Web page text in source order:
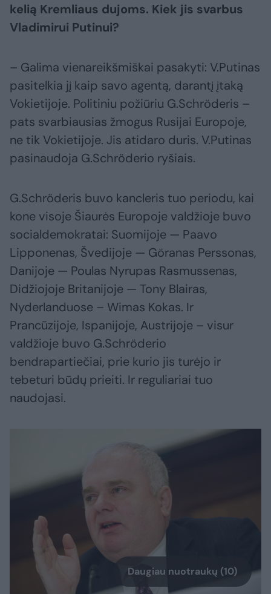
kelią Kremliaus dujoms. Kiek jis svarbus
Vladimirui Putinui?
– Galima vienareikšmiškai pasakyti: V.Putinas
pasitelkia jį kaip savo agentą, darantį įtaką
Vokietijoje. Politiniu požiūriu G.Schröderis –
pats svarbiausias žmogus Rusijai Europoje,
ne tik Vokietijoje. Jis atidaro duris. V.Putinas
pasinaudoja G.Schröderio ryšiais.
G.Schröderis buvo kancleris tuo periodu, kai
kone visoje Šiaurės Europoje valdžioje buvo
socialdemokratai: Suomijoje — Paavo
Lipponenas, Švedijoje — Göranas Perssonas,
Danijoje — Poulas Nyrupas Rasmussenas,
Didžiojoje Britanijoje — Tony Blairas,
Nyderlanduose – Wimas Kokas. Ir
Prancūzijoje, Ispanijoje, Austrijoje – visur
valdžioje buvo G.Schröderio
bendrapartiečiai, prie kurio jis turėjo ir
tebeturi būdų prieiti. Ir reguliariai tuo
naudojasi.
Daugiau nuotraukų (10)